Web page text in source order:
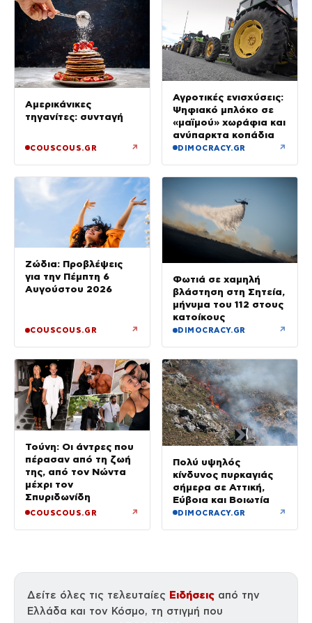
Αμερικάνικες
τηγανίτες: συνταγή
COUSCOUS.GR ↗
Αγροτικές ενισχύσεις:
Ψηφιακό μπλόκο σε
«μαϊμού» χωράφια και
ανύπαρκτα κοπάδια
DIMOCRACY.GR ↗
Ζώδια: Προβλέψεις
για την Πέμπτη 6
Αυγούστου 2026
COUSCOUS.GR ↗
Φωτιά σε χαμηλή
βλάστηση στη Σητεία,
μήνυμα του 112 στους
κατοίκους
DIMOCRACY.GR ↗
Τούνη: Οι άντρες που
πέρασαν από τη ζωή
της, από τον Νώντα
μέχρι τον
Σπυριδωνίδη
COUSCOUS.GR ↗
Πολύ υψηλός
κίνδυνος πυρκαγιάς
σήμερα σε Αττική,
Εύβοια και Βοιωτία
DIMOCRACY.GR ↗
Δείτε όλες τις τελευταίες Ειδήσεις από την
Ελλάδα και τον Κόσμο, τη στιγμή που